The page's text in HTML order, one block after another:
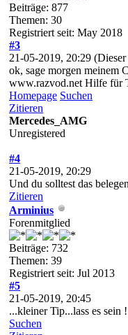
Beiträge: 877
Themen: 30
Registriert seit: May 2018
#3
21-05-2019, 20:29
ok, sage morgen meinem
www.razvod.net Hilfe für
Homepage Suchen
Zitieren
Mercedes_AMG
Unregistered
#4
21-05-2019, 20:29
Und du solltest das
Zitieren
Arminius
Forenmitglied
Beiträge: 732
Themen: 39
Registriert seit: Jul 2013
#5
21-05-2019, 20:45
...kleiner Tip...lass es sein
Suchen